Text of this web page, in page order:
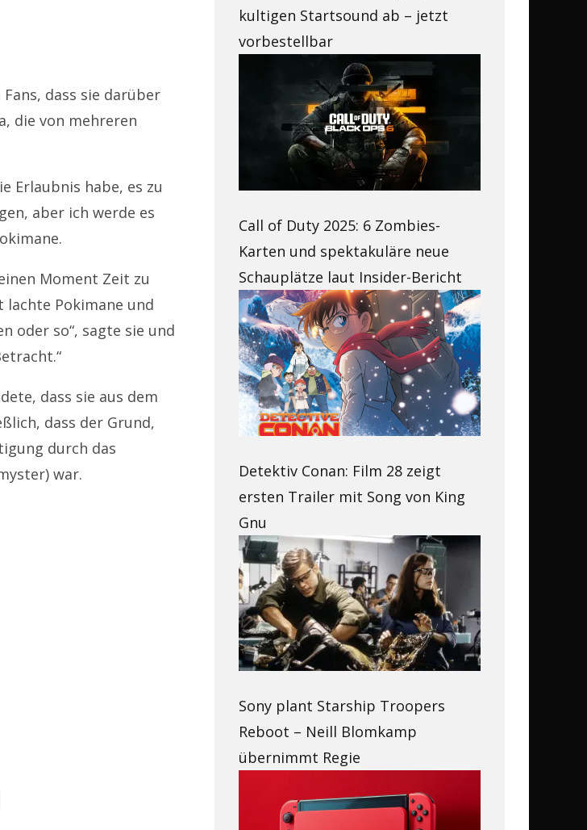
dass sie darüber
die von mehreren
Erlaubnis habe, es zu
aber ich werde es
Moment Zeit zu
Pokimane und
oder so“, sagte sie und
dass sie aus dem
dass der Grund,
durch das
war.
kultigen Startsound ab – jetzt
vorbestellbar
Call of Duty 2025: 6 Zombies-
Karten und spektakuläre neue
Schauplätze laut Insider-Bericht
Detektiv Conan: Film 28 zeigt
ersten Trailer mit Song von King
Gnu
Sony plant Starship Troopers
Reboot – Neill Blomkamp
übernimmt Regie